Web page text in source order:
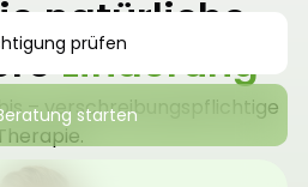
natürliche
Linderung
– verschreibungspflichtige
prüfen
starten